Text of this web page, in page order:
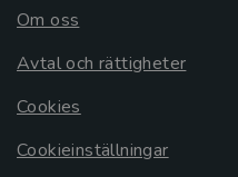
Om oss
Avtal och rättigheter
Cookies
Cookieinställningar